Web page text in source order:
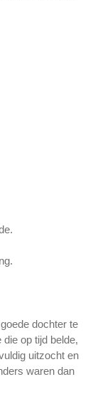
dochter te
op tijd belde,
uitzocht en
waren dan